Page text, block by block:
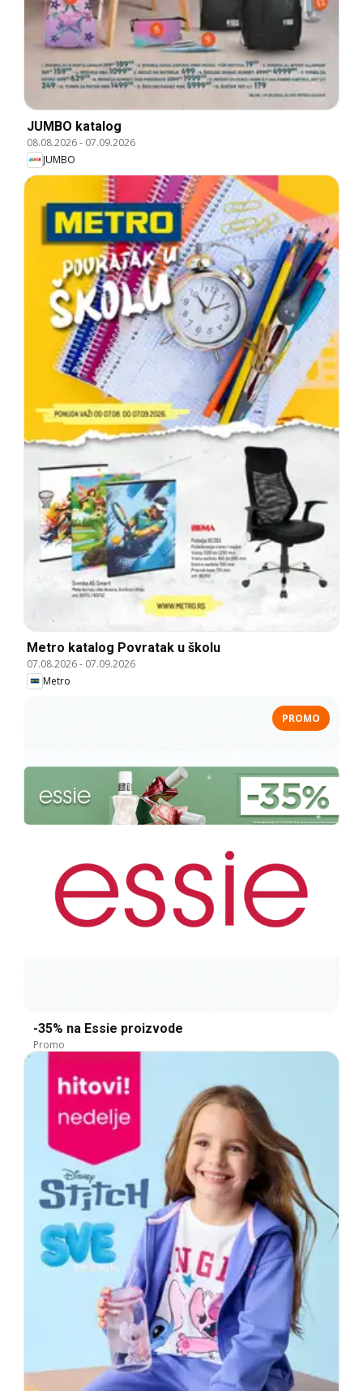
JUMBO katalog
08.08.2026- 07.09.2026
JUMBO
Metro katalog Povratak u školu
07.08.2026- 07.09.2026
Metro
PROMO
-35% na Essie proizvode
Promo